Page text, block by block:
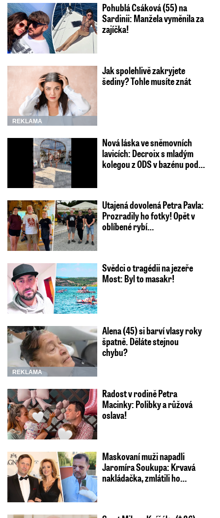
Pohublá Csáková (55) na
Sardinii: Manžela vyměnila za
zajíčka!
REKLAMA
Jak spolehlivě zakryjete
šediny? Tohle musíte znát
Nová láska ve sněmovních
lavicích: Decroix s mladým
kolegou z ODS v bazénu pod…
Utajená dovolená Petra Pavla:
Prozradily ho fotky! Opět v
oblíbené rybí…
Svědci o tragédii na jezeře
Most: Byl to masakr!
REKLAMA
Alena (45) si barví vlasy roky
špatně. Děláte stejnou
chybu?
Radost v rodině Petra
Macinky: Polibky a růžová
oslava!
Maskovaní muži napadli
Jaromíra Soukupa: Krvavá
nakládačka, zmlátili ho…